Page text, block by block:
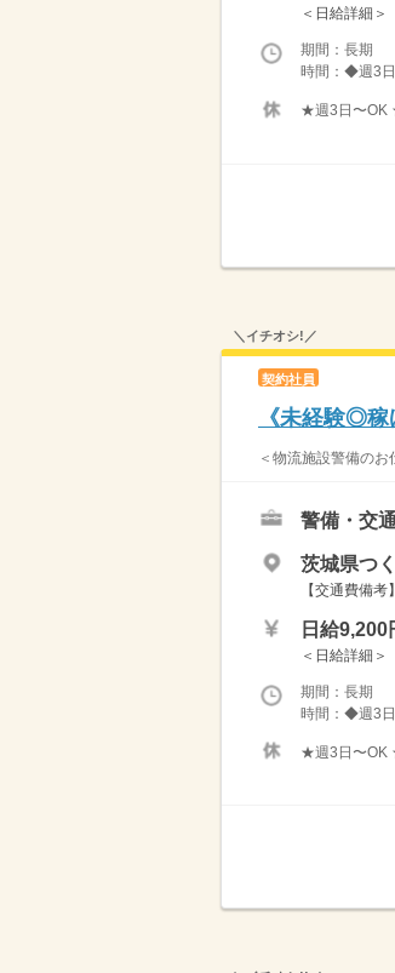
＜日給詳細
期間：長
時間：◆週3
★週3日〜OK
＼イチオシ!／
契約社員
《未経験◎
＜物流施設警備の
警備・交
茨城県つ
【交通費備
日給9,200
＜日給詳細
期間：長
時間：◆週3日
★週3日〜OK